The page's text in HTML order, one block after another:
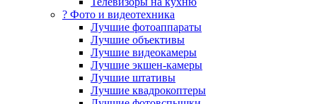
? Фото и видеотехника
Лучшие фотоаппараты
Лучшие объективы
Лучшие видеокамеры
Лучшие экшен-камеры
Лучшие штативы
Лучшие квадрокоптеры